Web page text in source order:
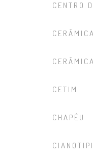
CENTRO
CERÂMICA
CETIM
CHAPÉU